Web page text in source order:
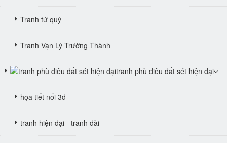
Tranh tứ quý
Tranh Vạn Lý Trường Thành
tranh phù điêu đất sét hiện đại
họa tiết nổi 3d
tranh hiện đại - tranh dài